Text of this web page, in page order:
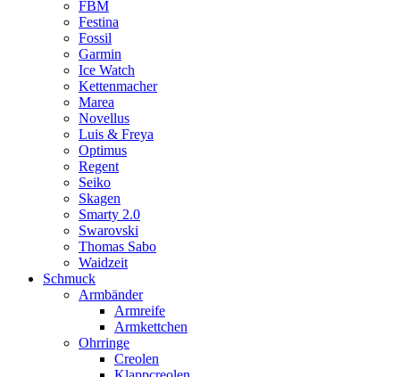
FBM
Festina
Fossil
Garmin
Ice Watch
Kettenmacher
Marea
Novellus
Luis & Freya
Optimus
Regent
Seiko
Skagen
Smarty 2.0
Swarovski
Thomas Sabo
Waidzeit
Schmuck
Armbänder
Armreife
Armkettchen
Ohrringe
Creolen